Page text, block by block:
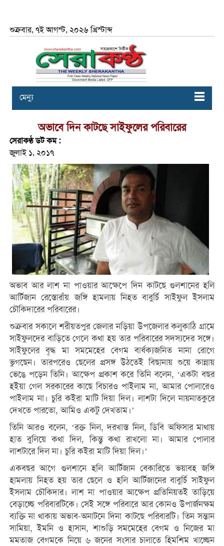
শুক্রবার, ৭ই আগস্ট, ২০২৬ খ্রিস্টাব্দ
মেন্যু
অভাবে দিন কাটছে সাইফুলের পরিবারের
সেরাকণ্ঠ ডট কম :
জুলাই ১, ২০১৭
অভাব আর লাশ না পাওয়ার আক্ষেপে দিন কাটছে গুলশানের হলি
আর্টিজান রেস্তোরাঁয় জঙ্গি হামলায় নিহত বাবুর্চি সাইফুল ইসলাম
চৌকিদারের পরিবারের।
শুক্রবার সকালে শরীয়তপুর জেলার নড়িয়া উপজেলার কলুকাঠি গ্রামে
সাইফুলদের বাড়িতে গেলে কথা হয় তার পরিবারের সদস্যদের সঙ্গে।
সাইফুলের বৃদ্ধ মা সমমেহের বেগম বার্ধক্যজনিত নানা রোগে
ভুগছেন। তারপরেও ছেলের প্রসঙ্গ উঠতেই বিছানায় শুয়ে কান্নায়
ভেঙে পড়েন তিনি। আক্ষেপ প্রকাশ করে তিনি বলেন, ‘একটা বছর
হইয়া গেল সরকারের কাছে বিচারও পাইলাম না, আমার পোলারেও
পাইলাম না। চুরি কইরা মাটি দিয়া দিল। লাশটা দিলে নায়নাতকুরে
দেখতে পারতো, আমিও একটু দেখতাম।’
তিনি আরও বলেন, ‘রক্ত নিল, দরখাস্ত নিল, ডিবি অফিসার মাথায়
হাত বুলিয়ে কথা দিল, কিন্তু কথা রাখলো না। আমার পোলার
লাশটারে দিল না। চুরি কইরা মাটি দিয়া দিল।’
একবছর আগে গুলশানে হলি আর্টিজান বেকারিতে ভয়াবহ জঙ্গি
হামলায় নিহত হয় তার ছেলে ও হলি আর্টিজানের বাবুর্চি সাইফুল
ইসলাম চৌকিদার। লাশ না পাওয়ার আক্ষেপ প্রতিনিয়তই তাড়িয়ে
বেড়াচ্ছে পরিবারটিকে। সেই সঙ্গে পরিবারে আর কোনও উপার্জনক্ষম
ব্যক্তি না থাকায় অভাব-অনাটনে দিনা কাটছে পরিবারটি। তিন সন্তান
সামিয়া, ইমনি ও হাসান, শাশুড়ি সমমেহের বেগম ও নিজের মা
মমতাজ বেগমকে নিয়ে ৬ জনের সংসার চালাতে হিমশিম খাচ্ছেন